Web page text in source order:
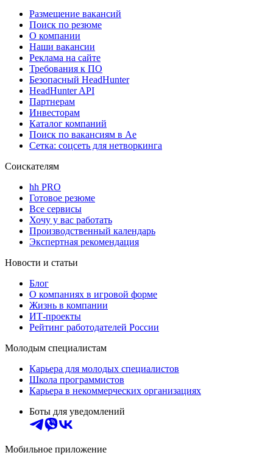
Размещение вакансий
Поиск по резюме
О компании
Наши вакансии
Реклама на сайте
Требования к ПО
Безопасный HeadHunter
HeadHunter API
Партнерам
Инвесторам
Каталог компаний
Поиск по вакансиям в Ае
Сетка: соцсеть для нетворкинга
Соискателям
hh PRO
Готовое резюме
Все сервисы
Хочу у вас работать
Производственный календарь
Экспертная рекомендация
Новости и статьи
Блог
О компаниях в игровой форме
Жизнь в компании
ИТ-проекты
Рейтинг работодателей России
Молодым специалистам
Карьера для молодых специалистов
Школа программистов
Карьера в некоммерческих организациях
Боты для уведомлений
Мобильное приложение